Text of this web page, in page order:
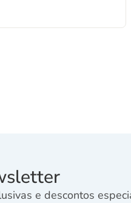
e descontos